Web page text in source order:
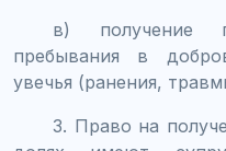
в) получение
пребывания в
увечья (ранения,
3. Право на